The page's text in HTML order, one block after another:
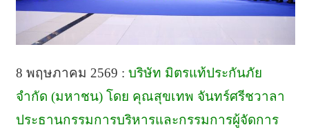
8 พฤษภาคม 2569 : บริษัท มิตรแท้ประกันภัย
จำกัด (มหาชน) โดย คุณสุขเทพ จันทร์ศรีชวาลา
ประธานกรรมการบริหารและกรรมการผู้จัดการ